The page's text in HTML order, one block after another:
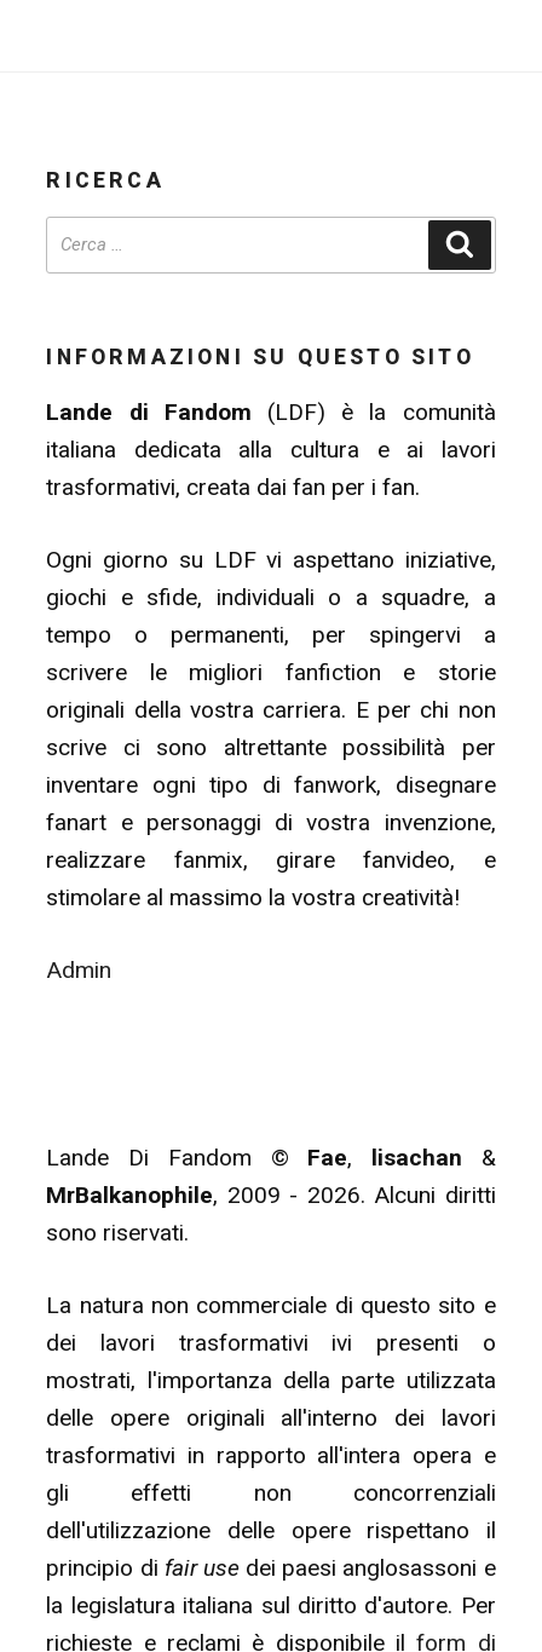
RICERCA
INFORMAZIONI SU QUESTO SITO
Lande di Fandom (LDF) è la comunità
italiana dedicata alla cultura e ai lavori
trasformativi, creata dai fan per i fan.
Ogni giorno su LDF vi aspettano iniziative,
giochi e sfide, individuali o a squadre, a
tempo o permanenti, per spingervi a
scrivere le migliori fanfiction e storie
originali della vostra carriera. E per chi non
scrive ci sono altrettante possibilità per
inventare ogni tipo di fanwork, disegnare
fanart e personaggi di vostra invenzione,
realizzare fanmix, girare fanvideo, e
stimolare al massimo la vostra creatività!
Admin
Lande Di Fandom © Fae, lisachan &
MrBalkanophile, 2009 - 2026. Alcuni diritti
sono riservati.
La natura non commerciale di questo sito e
dei lavori trasformativi ivi presenti o
mostrati, l'importanza della parte utilizzata
delle opere originali all'interno dei lavori
trasformativi in rapporto all'intera opera e
gli effetti non concorrenziali
dell'utilizzazione delle opere rispettano il
principio di fair usedei paesi anglosassoni e
la legislatura italiana sul diritto d'autore. Per
richieste e reclami è disponibile ilform di